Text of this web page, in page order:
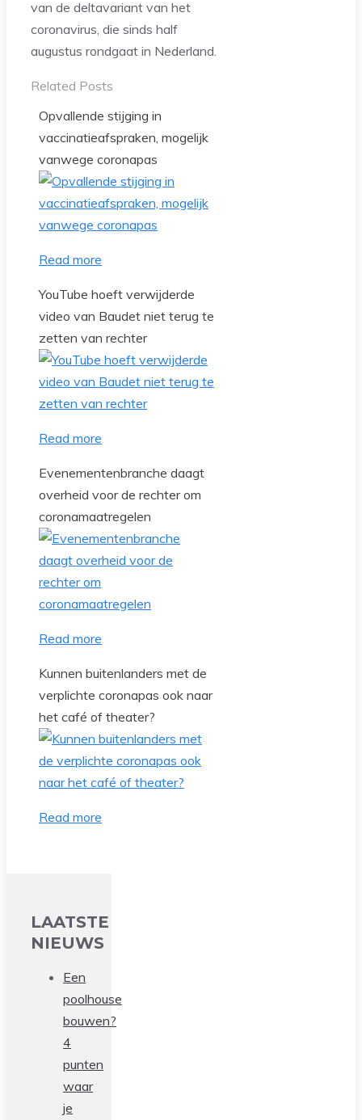
van de deltavariant van het
coronavirus, die sinds half
augustus rondgaat in Nederland.
Related Posts
Opvallende stijging in
vaccinatieafspraken, mogelijk
vanwege coronapas
Read more
YouTube hoeft verwijderde
video van Baudet niet terug te
zetten van rechter
Read more
Evenementenbranche daagt
overheid voor de rechter om
coronamaatregelen
Read more
Kunnen buitenlanders met de
verplichte coronapas ook naar
het café of theater?
Read more
LAATSTE
NIEUWS
Een
poolhouse
bouwen?
4
punten
waar
je